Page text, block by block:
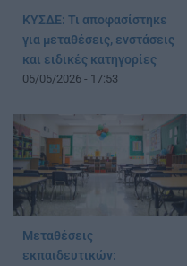
ΚΥΣΔΕ: Τι αποφασίστηκε
για μεταθέσεις, ενστάσεις
και ειδικές κατηγορίες
05/05/2026 - 17:53
Μεταθέσεις
εκπαιδευτικών: